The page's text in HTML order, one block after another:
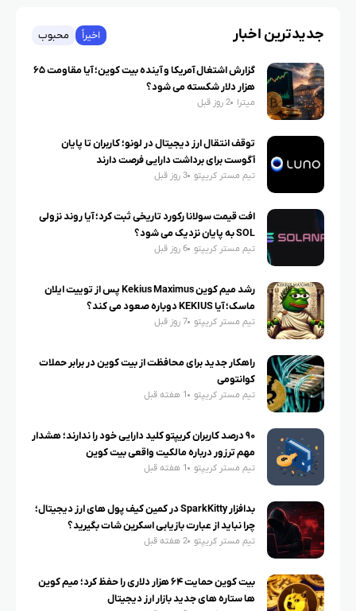
جدیدترین اخبار اخیراً محبوب
گزارش اشتغال آمریکا و آینده بیت کوین؛ آیا مقاومت ۶۵
هزار دلار شکسته می شود؟
میترا 2 روز قبل
توقف انتقال ارز دیجیتال در لونو؛ کاربران تا پایان
آگوست برای برداشت دارایی فرصت دارند
تیم مستر کریپتو 3 روز قبل
افت قیمت سولانا رکورد تاریخی ثبت کرد؛ آیا روند نزولی
SOL به پایان نزدیک می شود؟
تیم مستر کریپتو 6 روز قبل
رشد میم کوین Kekius Maximus پس از توییت ایلان
ماسک؛ آیا KEKIUS دوباره صعود می کند؟
تیم مستر کریپتو 7 روز قبل
راهکار جدید برای محافظت از بیت کوین در برابر حملات
کوانتومی
تیم مستر کریپتو 1 هفته قبل
۹۰ درصد کاربران کریپتو کلید دارایی خود را ندارند؛ هشدار
مهم ترزور درباره مالکیت واقعی بیت کوین
تیم مستر کریپتو 1 هفته قبل
بدافزار SparkKitty در کمین کیف پول های ارز دیجیتال؛
چرا نباید از عبارت بازیابی اسکرین شات بگیرید؟
تیم مستر کریپتو 2 هفته قبل
بیت کوین حمایت ۶۴ هزار دلاری را حفظ کرد؛ میم کوین
ها ستاره های جدید بازار ارز دیجیتال